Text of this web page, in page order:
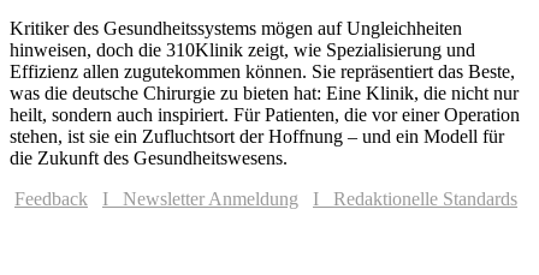
Kritiker des Gesundheitssystems mögen auf Ungleichheiten
hinweisen, doch die 310Klinik zeigt, wie Spezialisierung und
Effizienz allen zugutekommen können. Sie repräsentiert das Beste,
was die deutsche Chirurgie zu bieten hat: Eine Klinik, die nicht nur
heilt, sondern auch inspiriert. Für Patienten, die vor einer Operation
stehen, ist sie ein Zufluchtsort der Hoffnung – und ein Modell für
die Zukunft des Gesundheitswesens.
Feedback
I Newsletter Anmeldung I Redaktionelle Standards